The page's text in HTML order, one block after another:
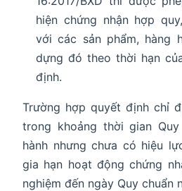
hiện chứng nhận hợp
với các sản phẩm, hàng
dựng đó theo thời hạn
định.
Trường hợp quyết định chỉ
trong khoảng thời gian
hành nhưng chưa có hiệu
gia hạn hoạt động chứng
nghiệm đến ngày Quy chuẩn